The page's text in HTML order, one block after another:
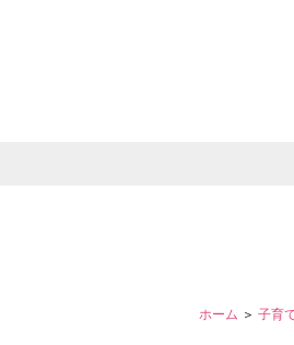
ホーム ＞ 子育